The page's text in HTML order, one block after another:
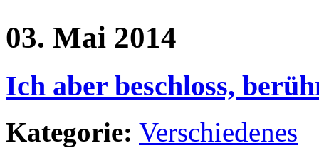
03. Mai 2014
Ich aber beschloss,
Kategorie: Verschiedenes